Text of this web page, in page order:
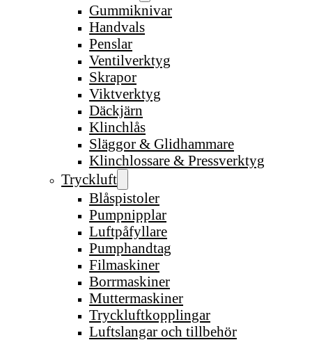
Gummiknivar
Handvals
Penslar
Ventilverktyg
Skrapor
Viktverktyg
Däckjärn
Klinchlås
Släggor & Glidhammare
Klinchlossare & Pressverktyg
Tryckluft
Blåspistoler
Pumpnipplar
Luftpåfyllare
Pumphandtag
Filmaskiner
Borrmaskiner
Muttermaskiner
Tryckluftkopplingar
Luftslangar och tillbehör